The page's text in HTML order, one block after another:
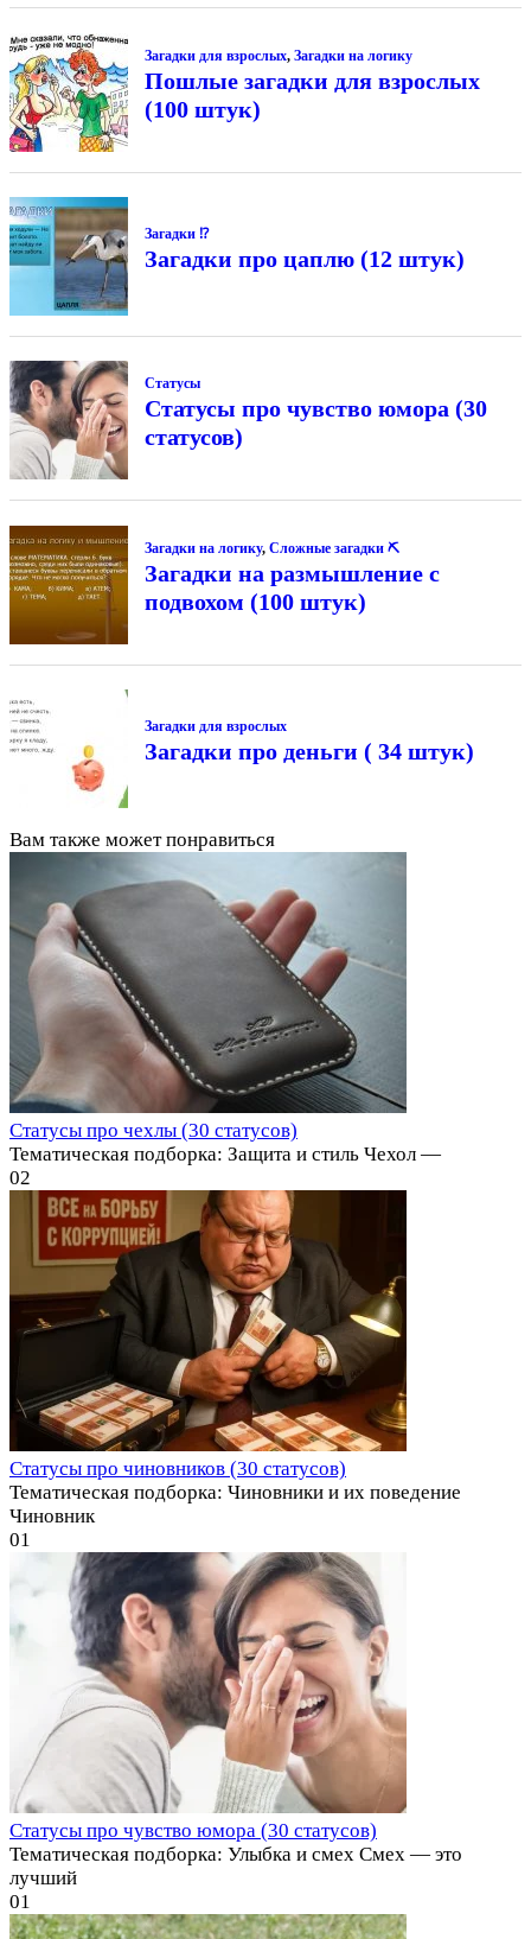
Загадки для взрослых, Загадки на логику
Пошлые загадки для взрослых
(100 штук)
Загадки ⁉
Загадки про цаплю (12 штук)
Статусы
Статусы про чувство юмора (30
статусов)
Загадки на логику, Сложные загадки ⛏
Загадки на размышление с
подвохом (100 штук)
Загадки для взрослых
Загадки про деньги ( 34 штук)
Вам также может понравиться
Статусы про чехлы (30 статусов)
Тематическая подборка: Защита и стиль Чехол —
02
Статусы про чиновников (30 статусов)
Тематическая подборка: Чиновники и их поведение
Чиновник
01
Статусы про чувство юмора (30 статусов)
Тематическая подборка: Улыбка и смех Смех — это
лучший
01